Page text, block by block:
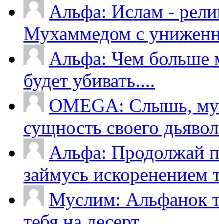
Альфа: Ислам -
Мухаммедом с
Альфа: Чем больше
будет убивать....
OMEGA: Слышь,
сущность своего
Альфа: Продолжай
займусь искоренением
Муслим: Альфанок